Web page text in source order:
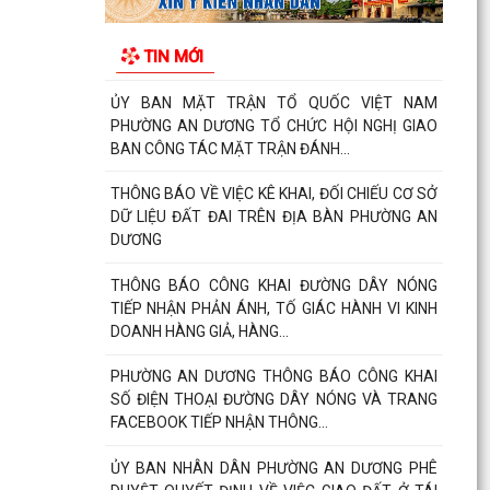
TIN MỚI
ỦY BAN NHÂN DÂN PHƯỜNG AN DƯƠNG PHÊ
ĐỊNH CƯ
HỘI LIÊN HIỆP PHỤ NỮ PHƯỜNG AN DƯƠNG
THĂM, TẶNG QUÀ MẸ VIỆT NAM ANH HÙNG VÀ
CÁC GIA ĐÌNH CHÍNH SÁCH...
Phường An Dương tổ chức hội nghị xét duyệt
giao đất tái định cư cho các hộ gia đình, cá nhân
có nhu...
Ban Chỉ huy Quân sự phường An Dương trao
Quyết định bổ nhiệm Tổ đội trưởng Ban Chỉ huy
Quân sự các...
Hội Cựu chiến binh phường An Dương tổ chức
sơ kết công tác Hội 6 tháng đầu năm 2026
KẾT THI HÀNH LUẬT QUỐC PHÒNG NĂM 2018,